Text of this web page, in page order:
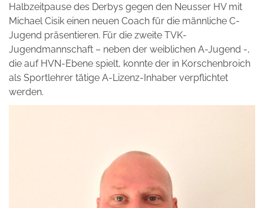
Halbzeitpause des Derbys gegen den Neusser HV mit
Michael Cisik einen neuen Coach für die männliche C-
Jugend präsentieren. Für die zweite TVK-
Jugendmannschaft – neben der weiblichen A-Jugend -,
die auf HVN-Ebene spielt, konnte der in Korschenbroich
als Sportlehrer tätige A-Lizenz-Inhaber verpflichtet
werden.